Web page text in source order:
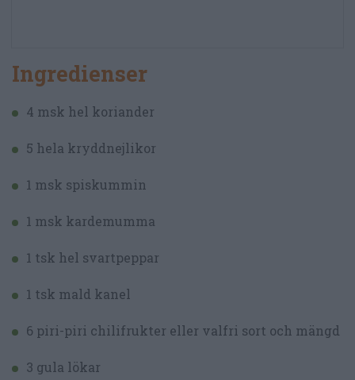
Ingredienser
4 msk hel koriander
5 hela kryddnejlikor
1 msk spiskummin
1 msk kardemumma
1 tsk hel svartpeppar
1 tsk mald kanel
6 piri-piri chilifrukter eller valfri sort och mängd
3 gula lökar